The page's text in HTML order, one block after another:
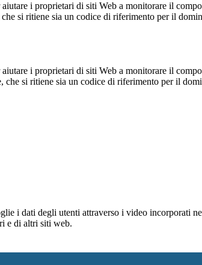
i proprietari di siti Web a monitorare il
si ritiene sia un codice di riferimento per il
i proprietari di siti Web a monitorare il
si ritiene sia un codice di riferimento per il
i dati degli utenti attraverso i video incorporati
e di altri siti web.